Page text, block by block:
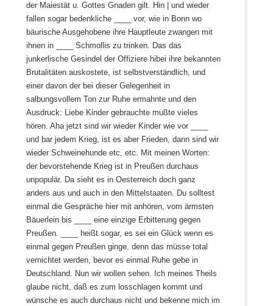
der Maiestät u. Gottes Gnaden gilt. Hin | und wieder
fallen sogar bedenkliche ____ vor, wie in Bonn wo
bäurische Ausgehobene ihre Hauptleute zwangen mit
ihnen in ____ Schmollis zu trinken. Das das
junkerlische Gesindel der Offiziere hibei ihre bekannten
Brutalitäten auskostete, ist selbstverständlich, und
einer davon der bei dieser Gelegenheit in
salbungsvollem Ton zur Ruhe ermahnte und den
Ausdruck: Liebe Kinder gebrauchte mußte vieles
hören. Aha jetzt sind wir wieder Kinder wie vor ____
und bar jedem Krieg, ist es aber Frieden, dann sind wir
wieder Schweinehunde etc. etc. Mit meinen Worten:
der bevorstehende Krieg ist in Preußen durchaus
unpopulär. Da sieht es in Oesterreich doch ganz
anders aus und auch in den Mittelstaaten. Du solltest
einmal die Gespräche hier mit anhören, vom ärmsten
Bäuerlein bis ____ eine einzige Erbitterung gegen
Preußen. ____ heißt sogar, es sei ein Glück wenn es
einmal gegen Preußen ginge, denn das müsse total
vernichtet werden, bevor es einmal Ruhe gebe in
Deutschland. Nun wir wollen sehen. Ich meines Theils
glaube nicht, daß es zum losschlagen kommt und
wünsche es auch durchaus nicht und bekenne mich im